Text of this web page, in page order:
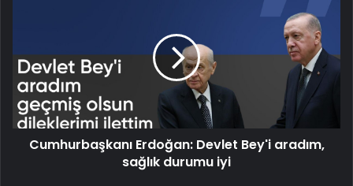
aradım,
sağlık
durumu
iyi
Cumhurbaşkanı Erdoğan: Devlet Bey'i aradım,
sağlık durumu iyi